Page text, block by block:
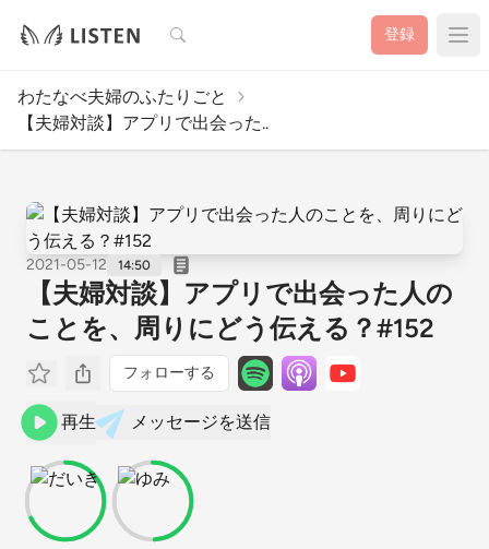
検索 登録
わたなべ夫婦のふたりごと
【夫婦対談】アプリで出会った..
2021-05-12 14:50
【夫婦対談】アプリで出会った人の
ことを、周りにどう伝える？#152
フォローする
再生 メッセージを送信